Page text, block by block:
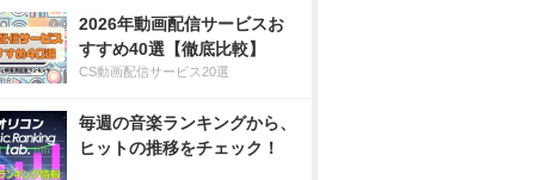
2026年動画配信サービスお
すすめ40選【徹底比較】
CS動画配信サービス20選
毎週の音楽ランキングから、
ヒットの推移をチェック！